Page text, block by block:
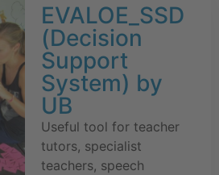
EVALOE_SSD
(Decision
Support
System) by
UB
Useful tool for teacher
tutors, specialist
teachers, speech